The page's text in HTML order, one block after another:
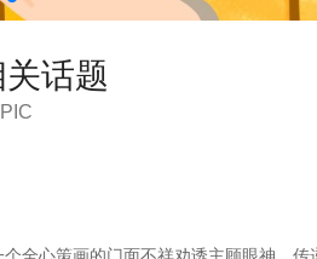
话题
全心策画的门面不祥劝诱主顾眼神，